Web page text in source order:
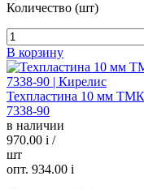
Количество (шт)
В корзину
Техпластина 10 мм
7338-90
в наличии
970.00 i /
шт
опт. 934.00 i